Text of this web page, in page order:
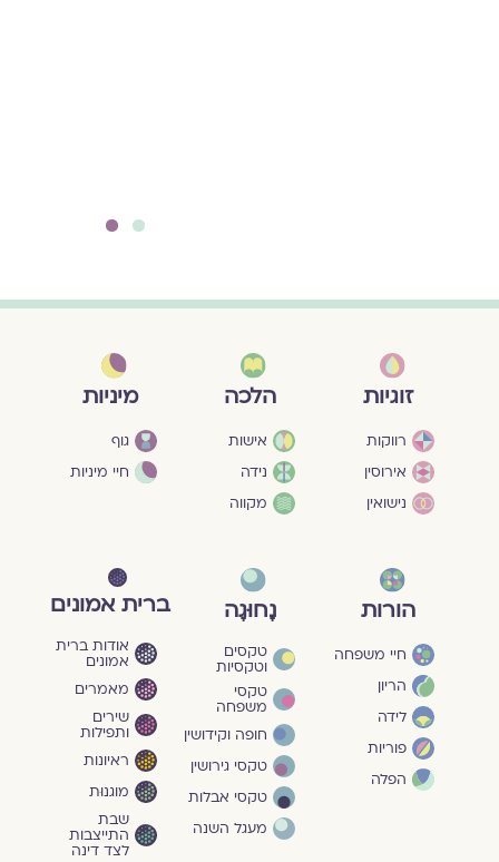
זוגיות
רווקות
אירוסין
נישואין
הלכה
אישות
נידה
מקווה
מיניות
גוף
חיי מיניות
הורות
חיי משפחה
הריון
לידה
פוריות
הפלה
נָחוּגָה
טקסים
וטקסיות
טקסי
משפחה
חופה וקידושין
טקסי גירושין
טקסי אבלות
מעגל השנה
ברית אמונים
אודות ברית
אמונים
מאמרים
שירים
ותפילות
ראיונות
מוגנוּת
שבת
התייצבות
לצד דינה